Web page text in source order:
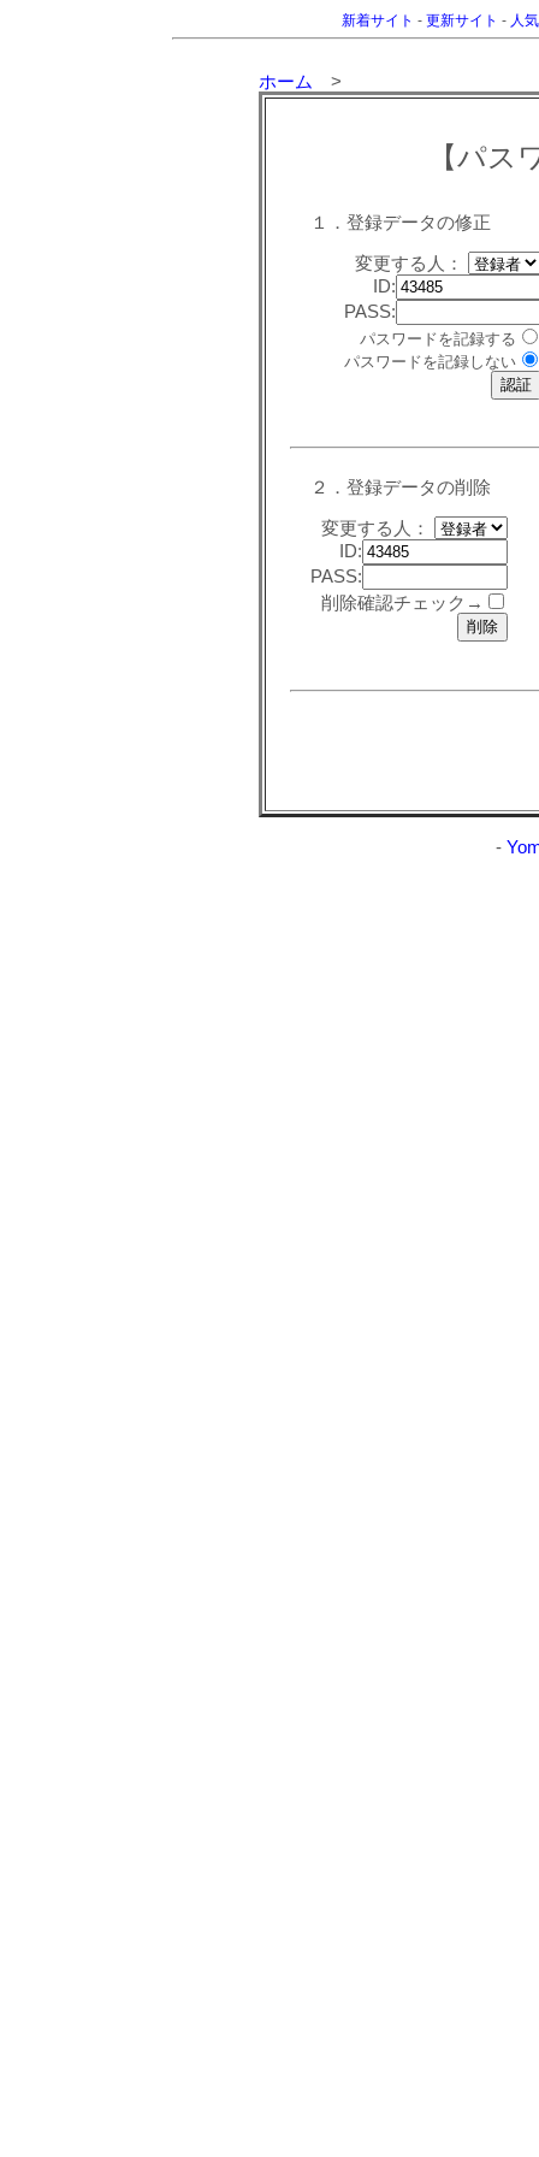
新着サイト - 更新サイト - 人
ホーム >
【パス
１．登録データの修正
変更する人：
ID:
PASS:
パスワードを記録する
パスワードを記録しない
２．登録データの削除
変更する人：
ID:
PASS:
削除確認チェック→
-